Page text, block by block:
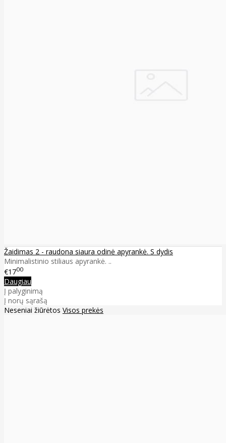
Žaidimas 2 - raudona siaura odinė apyrankė. S dydis
Minimalistinio stiliaus apyrankė. ..
€1700
Daugiau
Į palyginimą
Į norų sąrašą
Neseniai žiūrėtos Visos prekės